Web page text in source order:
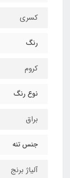
کسری
رنگ
کروم
نوع رنگ
براق
جنس تنه
آلیاژ برنج